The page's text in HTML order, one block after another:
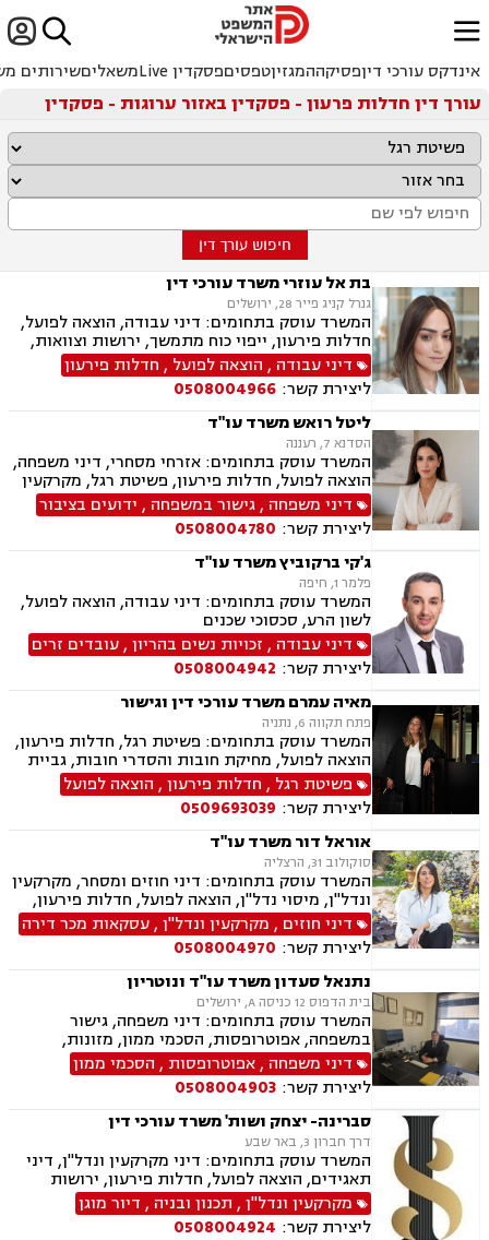

ﱐ
אינדקס עורכי דיןפסיקההמגזיןטפסיםפסקדין Live משאליםשירותים
עורך דין חדלות פרעון - פסקדין באזור ערוגות - פסקדין
חיפוש עורך דין
בת אל עוזרי משרד עורכי דין
גנרל קניג פייר 28, ירושלים
המשרד עוסק בתחומים: דיני עבודה, הוצאה לפועל,
חדלות פירעון, ייפוי כוח מתמשך, ירושות וצוואות,
ביטוח לאומי
דיני עבודה , הוצאה לפועל , חדלות פירעון
ליצירת קשר: 0508004966
ליטל רואש משרד עו"ד
הסדנא 7, רעננה
המשרד עוסק בתחומים: אזרחי מסחרי, דיני משפחה,
הוצאה לפועל, חדלות פירעון, פשיטת רגל, מקרקעין
ונדל"ן, ייפוי כוח מתמשך, צבא ומשרד הביטחון,
ביטוח לאומי.
דיני משפחה ,גישור במשפחה , ידועים בציבור
ליצירת קשר: 0508004780
ג'קי ברקוביץ משרד עו"ד
פלמר 1, חיפה
המשרד עוסק בתחומים: דיני עבודה, הוצאה לפועל,
לשון הרע, סכסוכי שכנים
דיני עבודה , זכויות נשים בהריון,עובדים זרים
ליצירת קשר: 0508004942
מאיה עמרם משרד עורכי דין וגישור
פתח תקווה 6, נתניה
המשרד עוסק בתחומים: פשיטת רגל, חדלות פירעון,
הוצאה לפועל, מחיקת חובות והסדרי חובות, גביית
חובות, ירושות וצוואות, ייפוי כוח מתמשך, דיני
חברות, פירוקים והקפאת הליכים, מיזוגים ורכישות,
ליווי עסקי, ליווי מיזמי סטרטאפ.
פשיטת רגל , חדלות פירעון, הוצאה לפועל
ליצירת קשר: 0509693039
אוראל דור משרד עו"ד
סוקולוב 31, הרצליה
המשרד עוסק בתחומים: דיני חוזים ומסחר, מקרקעין
ונדל"ן, מיסוי נדל"ן, הוצאה לפועל, חדלות פירעון,
גביית חובות, משפט אזרחי.
דיני חוזים , מקרקעין ונדל"ן,עסקאות מכר דירה
ליצירת קשר: 0508004970
נתנאל סעדון משרד עו"ד ונוטריון
בית הדפוס 12 כניסה A, ירושלים
המשרד עוסק בתחומים: דיני משפחה, גישור
במשפחה, אפוטרופסות, הסכמי ממון, מזונות,
משמורת, גירושין, טוען רבני, חלוקת רכוש, מעמד
אישי, תיאום הורי, זמני שהות, ניכור הורי, עסקאות
מתנה, ידועים בציבור, ירושות וצוואות, נוטריון, ייפוי
כוח מתמשך, הוצאה לפועל, חדלות פירעון, תביעות
מסחריות, דיני חוזים, מקרקעין ונדל"ן, עסקאות מכר
דירה, עסקאות מכר יד שניה מקבלן, משפט מסחרי,
דיני חברות, ליטיגציה מסחרית ונדל"נית, דיני
עמותות
דיני משפחה ,אפוטרופסות , הסכמי ממון
ליצירת קשר: 0508004903
סברינה- יצחק ושות' משרד עורכי דין
דרך חברון 3, באר שבע
המשרד עוסק בתחומים: דיני מקרקעין ונדל"ן, דיני
תאגידים, הוצאה לפועל, חדלות פירעון, ירושות
וצוואת.
מקרקעין ונדל"ן, תכנון ובניה , דיור מוגן
ליצירת קשר: 0508004924